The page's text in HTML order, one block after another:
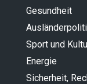
Gesundheit
Sport und
Energie
Sicherheit,